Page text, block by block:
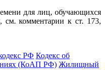
для лиц, обучающихся
см. комментарии к ст. 173,
РФ Кодекс об
(КоАП РФ) Жилищный